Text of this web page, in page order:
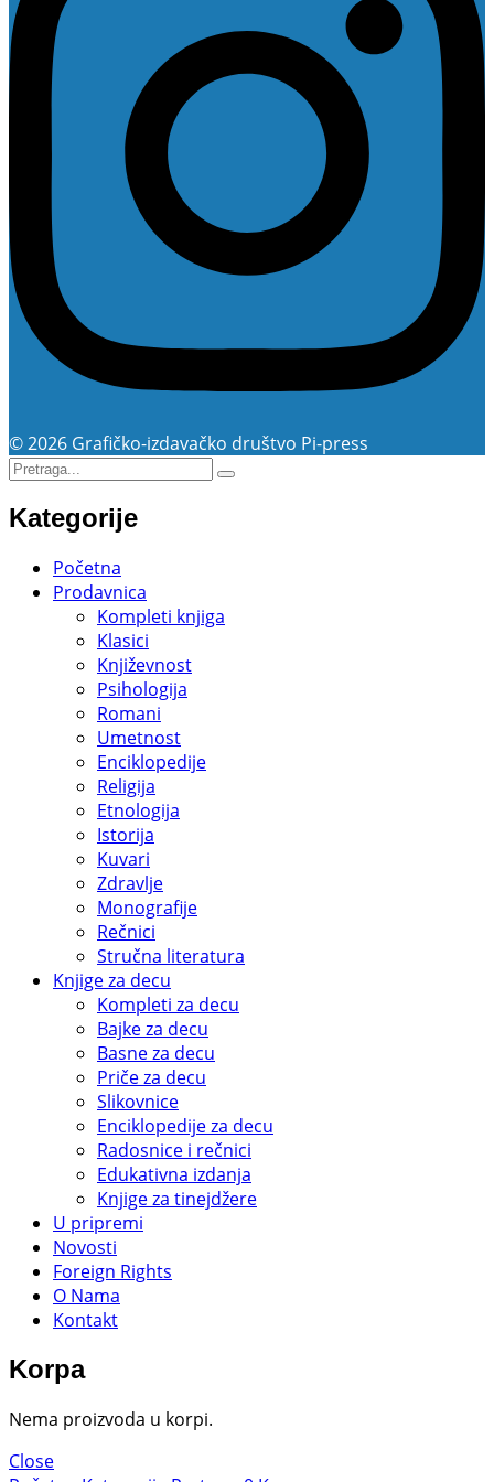
© 2026 Grafičko-izdavačko društvo Pi-press
Kategorije
Početna
Prodavnica
Kompleti knjiga
Klasici
Književnost
Psihologija
Romani
Umetnost
Enciklopedije
Religija
Etnologija
Istorija
Kuvari
Zdravlje
Monografije
Rečnici
Stručna literatura
Knjige za decu
Kompleti za decu
Bajke za decu
Basne za decu
Priče za decu
Slikovnice
Enciklopedije za decu
Radosnice i rečnici
Edukativna izdanja
Knjige za tinejdžere
U pripremi
Novosti
Foreign Rights
O Nama
Kontakt
Korpa
Nema proizvoda u korpi.
Close